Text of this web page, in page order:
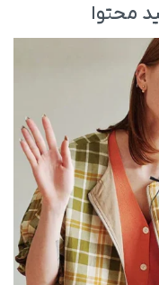
محتوا